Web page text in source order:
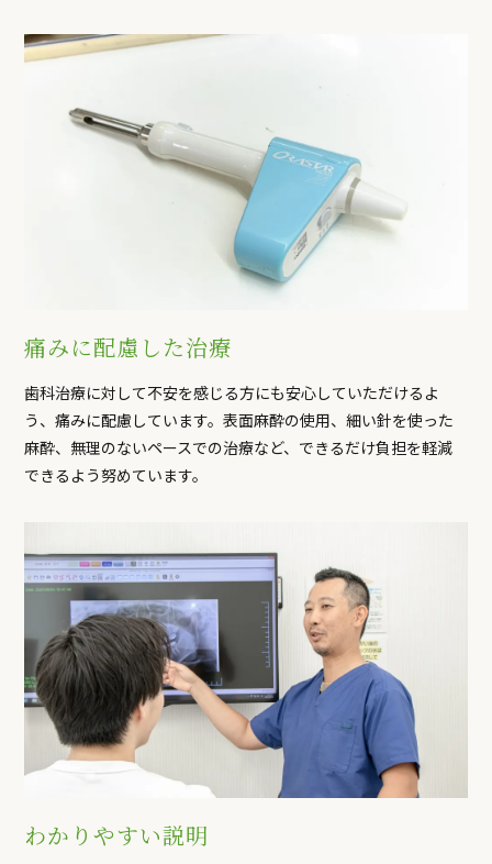
痛みに配慮した治療
歯科治療に対して不安を感じる方にも安心していただけるよ
う、痛みに配慮しています。表面麻酔の使用、細い針を使った
麻酔、無理のないペースでの治療など、できるだけ負担を軽減
できるよう努めています。
わかりやすい説明